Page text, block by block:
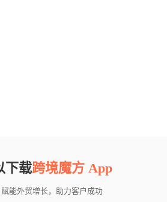
下载跨境魔方 App
能外贸增长，助力客户成功